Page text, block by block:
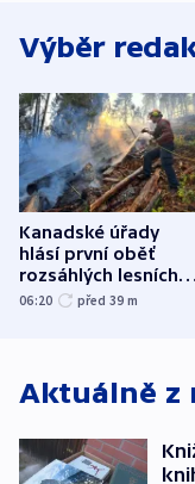
Výběr
Kanadské úřady
hlásí první oběť
rozsáhlých lesních
požárů
06:20 před 39 m
Aktuálně z